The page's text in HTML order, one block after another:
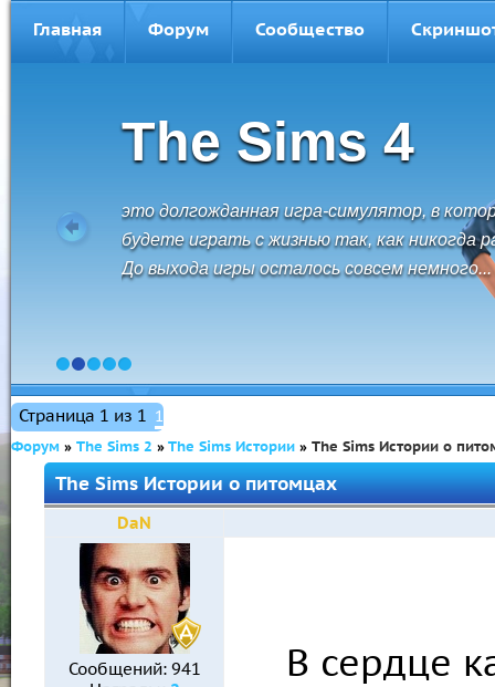
Главная Форум Сообщество
The Sims 3
The Sims 3 - это свобода перемещений,
безграничные возможности и невероятные
открытия. Создавайте персонажей и
1 2 3 4 5
Страница 1 из 1 1
Форум » The Sims 2 »The Sims Истории » The Sims Истории о
The Sims Истории о питомцах
DaN
Сообщений: 941
В сердце